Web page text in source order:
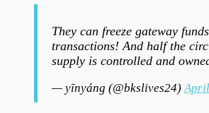
They can freeze gateway
transactions! And half the
supply is controlled and
— yīnyáng (@bkslives24)